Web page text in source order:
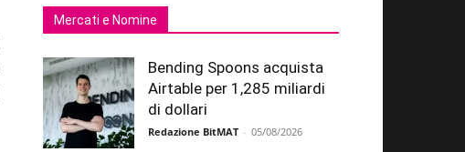
Mercati e Nomine
Bending Spoons acquista
Airtable per 1,285 miliardi
di dollari
Redazione BitMAT - 05/08/2026